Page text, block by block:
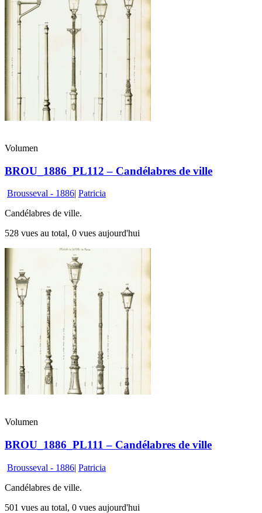
Volumen
BROU_1886_PL112 – Candélabres de ville
Brousseval - 1886 Patricia
Candélabres de ville.
528 vues au total, 0 vues aujourd'hui
Volumen
BROU_1886_PL111 – Candélabres de ville
Brousseval - 1886| Patricia
Candélabres de ville.
501 vues au total, 0 vues aujourd'hui